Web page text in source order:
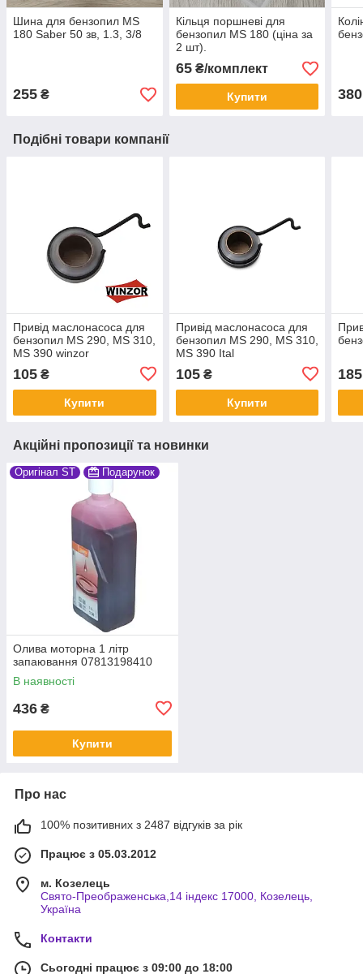
Шина для бензопил MS
180 Saber 50 зв, 1.3, 3/8
255 ₴
Кільця поршневі для
бензопил MS 180 (ціна за
2 шт).
65₴/комплект
Купити 380
Подібні товари компанії
Привід маслонасоса для
бензопил MS 290, MS 310,
MS 390 winzor
105 ₴
Купити
Привід маслонасоса для
бензопил MS 290, MS 310,
MS 390 Ital
105₴
Купити
185
Акційні пропозиції та новинки
Оригінал ST Подарунок
Олива моторна 1 літр
запаювання 07813198410
В наявності
436 ₴
Купити
Про нас
100% позитивних з 2487 відгуків за рік
Працює з 05.03.2012
м. Козелець
Свято-Преображенська,14 індекс 17000, Козелець,
Україна
Контакти
Сьогодні працює з 09:00 до 18:00